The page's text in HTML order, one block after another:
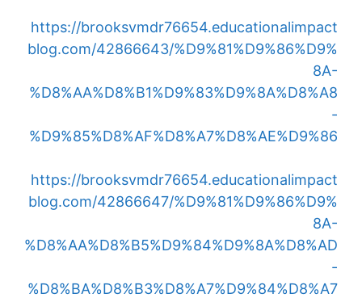
https://brooksvmdr76654.educationalimpact
blog.com/42866643/%D9%81%D9%86%D9%
8A-
%D8%AA%D8%B1%D9%83%D9%8A%D8%A8
-
%D9%85%D8%AF%D8%A7%D8%AE%D9%86
https://brooksvmdr76654.educationalimpact
blog.com/42866647/%D9%81%D9%86%D9%
8A-
%D8%AA%D8%B5%D9%84%D9%8A%D8%AD
-
%D8%BA%D8%B3%D8%A7%D9%84%D8%A7